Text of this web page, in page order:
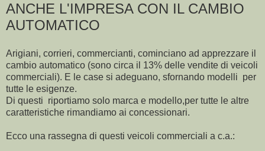
ANCHE L'IMPRESA CON IL CAMBIO
AUTOMATICO
Arigiani, corrieri, commercianti, cominciano ad apprezzare il
cambio automatico (sono circa il 13% delle vendite di veicoli
commerciali). E le case si adeguano, sfornando modelli per
tutte le esigenze.
Di questi riportiamo solo marca e modello,per tutte le altre
caratteristiche rimandiamo ai concessionari.
Ecco una rassegna di questi veicoli commerciali a c.a.: